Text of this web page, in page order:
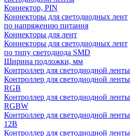
Коннектор, PIN
Коннекторы для светодиодных лент
по напряжению питания
Коннекторы для лент
Коннекторы для светодиодных лент
по типу светодиода SMD
Ширина подложки, мм
Контроллер для светодиодной ленты
Контроллер для светодиодной ленты
RGB
Контроллер для светодиодной ленты
RGBW
Контроллер для светодиодной ленты
12В
Контроллер для светодиодной ленты